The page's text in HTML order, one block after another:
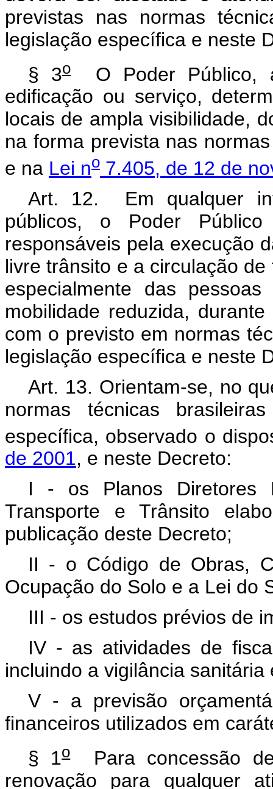
previstas nas normas
legislação específica e neste
§ 3oO Poder Público,
edificação ou serviço,
locais de ampla visibilidade,
na forma prevista nas
e na Lei no 7.405, de 12 de
Art. 12. Em qualquer
públicos, o Poder
responsáveis pela execução
livre trânsito e a circulação
especialmente das
mobilidade reduzida,
com o previsto em normas
legislação específica e neste
Art. 13. Orientam-se, no
normas técnicas
específica, observado o
de 2001, e neste Decreto:
I - os Planos Diretores
Transporte e Trânsito
publicação deste Decreto;
II - o Código de Obras,
Ocupação do Solo e a Lei do
III - os estudos prévios de
IV - as atividades de
incluindo a vigilância sanitária
V - a previsão
financeiros utilizados em
§ 1oPara concessão de
renovação para qualquer